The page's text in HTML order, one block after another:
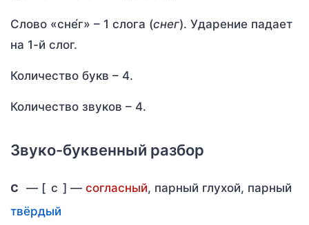
Слово «сне́г» – 1 слога (снег). Ударение падает
на 1-й слог.
Количество букв – 4.
Количество звуков – 4.
Звуко-буквенный разбор
с — [ с ] — согласный, парный глухой, парный
твёрдый